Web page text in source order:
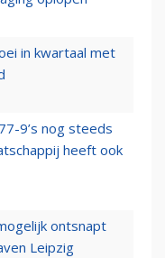
in kwartaal met
9’s nog steeds
heeft ook
ontsnapt
Leipzig